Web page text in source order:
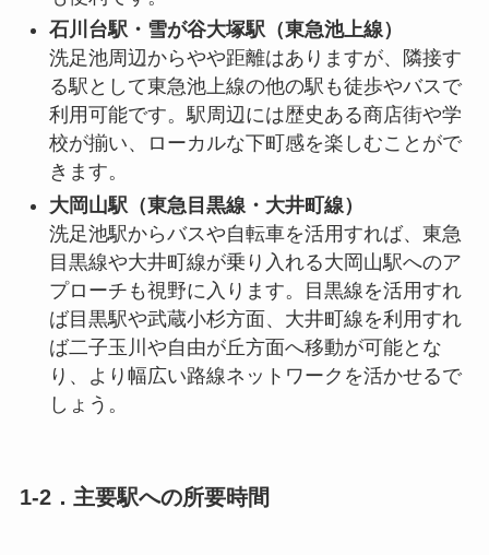
石川台駅・雪が谷大塚駅（東急池上線）
洗足池周辺からやや距離はありますが、隣接す
る駅として東急池上線の他の駅も徒歩やバスで
利用可能です。駅周辺には歴史ある商店街や学
校が揃い、ローカルな下町感を楽しむことがで
きます。
大岡山駅（東急目黒線・大井町線）
洗足池駅からバスや自転車を活用すれば、東急
目黒線や大井町線が乗り入れる大岡山駅へのア
プローチも視野に入ります。目黒線を活用すれ
ば目黒駅や武蔵小杉方面、大井町線を利用すれ
ば二子玉川や自由が丘方面へ移動が可能とな
り、より幅広い路線ネットワークを活かせるで
しょう。
1-2．主要駅への所要時間